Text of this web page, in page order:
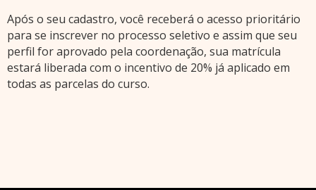
Após o seu cadastro, você receberá o acesso prioritário
para se inscrever no processo seletivo e assim que seu
perfil for aprovado pela coordenação, sua matrícula
estará liberada com o incentivo de 20% já aplicado em
todas as parcelas do curso.